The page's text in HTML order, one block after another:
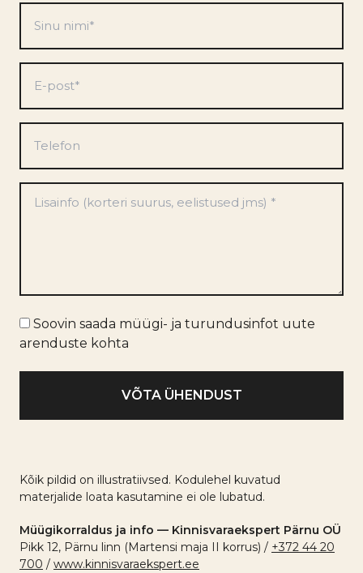
nimi
*
post
*
Turundusinfo
Soovin saada müügi- ja turundusinfot uute
arenduste kohta
Kõik pildid on illustratiivsed. Kodulehel kuvatud
materjalide loata kasutamine ei ole lubatud.
Müügikorraldus ja info — Kinnisvaraekspert Pärnu OÜ
Pikk 12, Pärnu linn (Martensi maja II korrus) / +372 44 20
700 / www.kinnisvaraekspert.ee